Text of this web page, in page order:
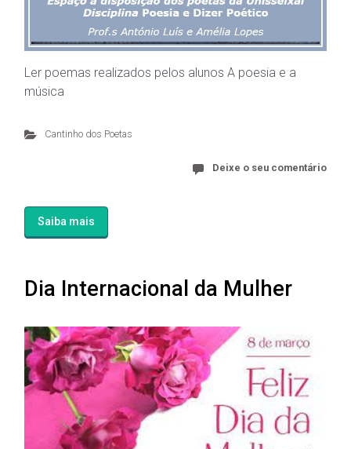
Ler poemas realizados pelos alunos A poesia e a
música
Cantinho dos Poetas
Deixe o seu comentário
Saiba mais
Dia Internacional da Mulher